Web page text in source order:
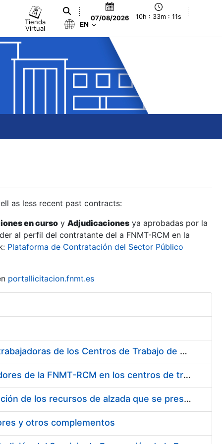
Tienda
Virtual
07/08/2026 10h : 33m : 12s
EN
as less recent past contracts:
en curso y Adjudicaciones ya aprobadas por la
al perfil del contratante del a FNMT-RCM en la
Plataforma de Contratación del Sector Público
portallicitacion.fnmt.es
Suministro de Protectores Auditivos a medida para las personas trabajadoras de los Centros de Trabajo de Madrid y Burgos
Suministro de gafas graduadas antiproyecciones para los trabajadores de la FNMT-RCM en los centros de trabajo de Madrid y Burgos
Servicios de una empresa externa para el asesoramiento y resolución de los recursos de alzada que se presentan relacionados con procesos de selección para la FNMT-RCM
y otros complementos